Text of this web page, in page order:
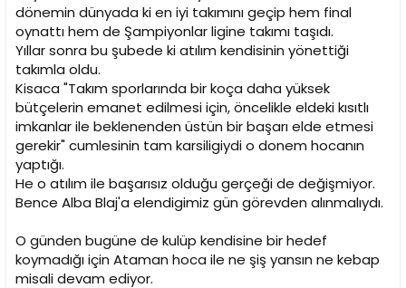
dönemin dünyada ki en iyi takımını geçip hem final
oynattı hem de Şampiyonlar ligine takımı taşıdı.
Yıllar sonra bu şubede ki atılım kendisinin yönettiği
takımla oldu.
Kisaca "Takım sporlarında bir koça daha yüksek
bütçelerin emanet edilmesi için, öncelikle eldeki kısıtlı
imkanlar ile beklenenden üstün bir başarı elde etmesi
gerekir" cumlesinin tam karsiligiydi o donem hocanın
yaptığı.
He o atılım ile başarısız olduğu gerçeği de değişmiyor.
Bence Alba Blaj'a elendigimiz gün görevden alınmalıydı.
O günden bugüne de kulüp kendisine bir hedef
koymadığı için Ataman hoca ile ne şiş yansın ne kebap
misali devam ediyor.